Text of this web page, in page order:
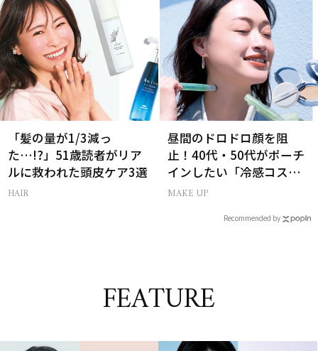
「髪の量が1/3減っ
た…!?」51歳読者がリア
ルに救われた頭皮ケア3選
HAIR
昼間のドロドロ顔を阻
止！40代・50代がポーチ
インしたい「冷感コス
メ」5選
MAKE UP
Recommended by
FEATURE